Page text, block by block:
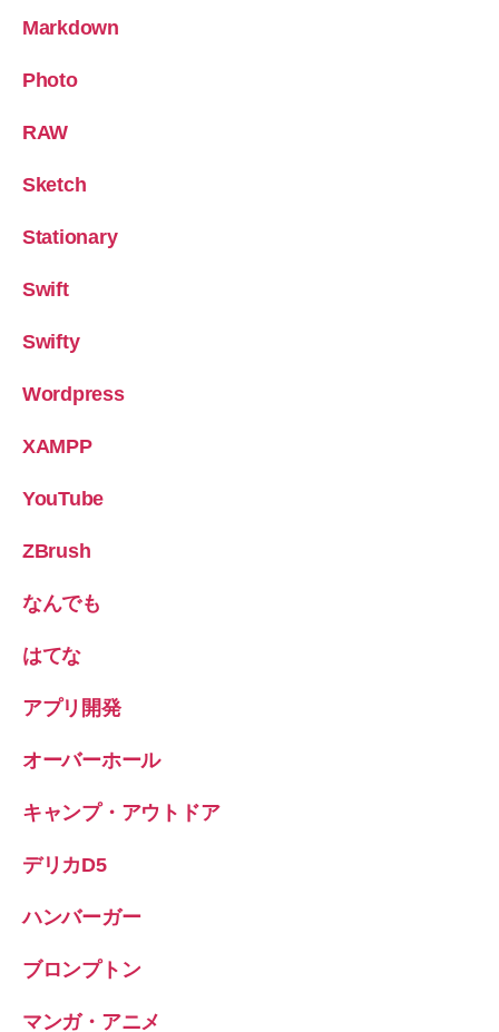
Markdown
Photo
RAW
Sketch
Stationary
Swift
Swifty
Wordpress
XAMPP
YouTube
ZBrush
なんでも
はてな
アプリ開発
オーバーホール
キャンプ・アウトドア
デリカD5
ハンバーガー
ブロンプトン
マンガ・アニメ